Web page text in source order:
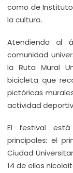
como de
la cultura.
Atendiendo al
comunidad
la Ruta Mural
bicicleta que
pictóricas
actividad
El festival
principales: el
Ciudad
14 de ellos